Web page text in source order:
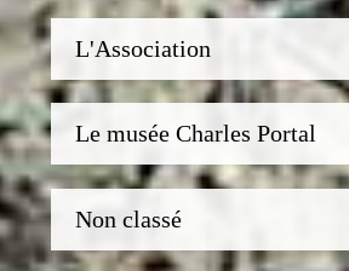
L'Association
Le musée Charles Portal
Non classé